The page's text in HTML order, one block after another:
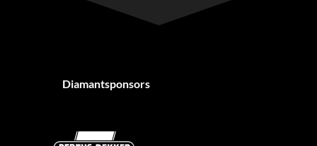
Diamantsponsors